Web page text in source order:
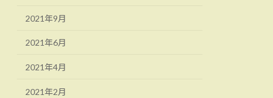
2021年9月
2021年6月
2021年4月
2021年2月